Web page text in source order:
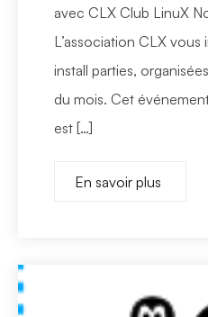
avec CLX Club LinuX
L’association CLX vous
install parties,
du mois. Cet
est […]
En savoir plus